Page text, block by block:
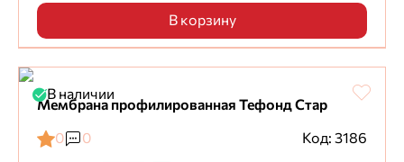
В корзину
В наличии
Мембрана профилированная Тефонд Стар
0
0
Код: 3186